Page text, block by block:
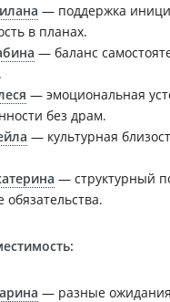
— поддержка
в планах.
— баланс
— эмоциональная
без драм.
— культурная
— структурный
— разные